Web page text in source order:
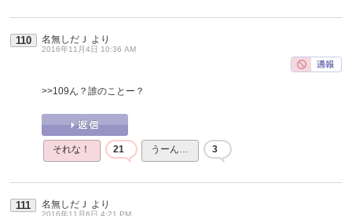
110 名無しだＪ より
2016年11月4日 10:36 AM
>>109ん？誰のことー？
それな！ 21 うーん… 3
111 名無しだＪ より
2016年11月6日 4:21 PM